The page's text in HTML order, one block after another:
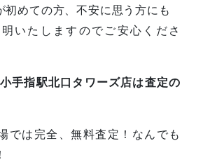
初めての方、不安に思う方にも
いたしますのでご安心くださ
手指駅北口タワーズ店は査定の
では完全、無料査定！なんでも